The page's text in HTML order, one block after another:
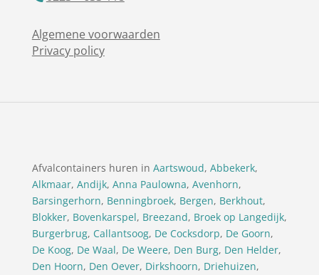
Algemene voorwaarden
Privacy policy
Afvalcontainers huren in Aartswoud, Abbekerk,
Alkmaar, Andijk, Anna Paulowna, Avenhorn,
Barsingerhorn, Benningbroek, Bergen, Berkhout,
Blokker, Bovenkarspel, Breezand, Broek op Langedijk,
Burgerbrug, Callantsoog, De Cocksdorp, De Goorn,
De Koog, De Waal, De Weere, Den Burg, Den Helder,
Den Hoorn, Den Oever, Dirkshoorn, Driehuizen,